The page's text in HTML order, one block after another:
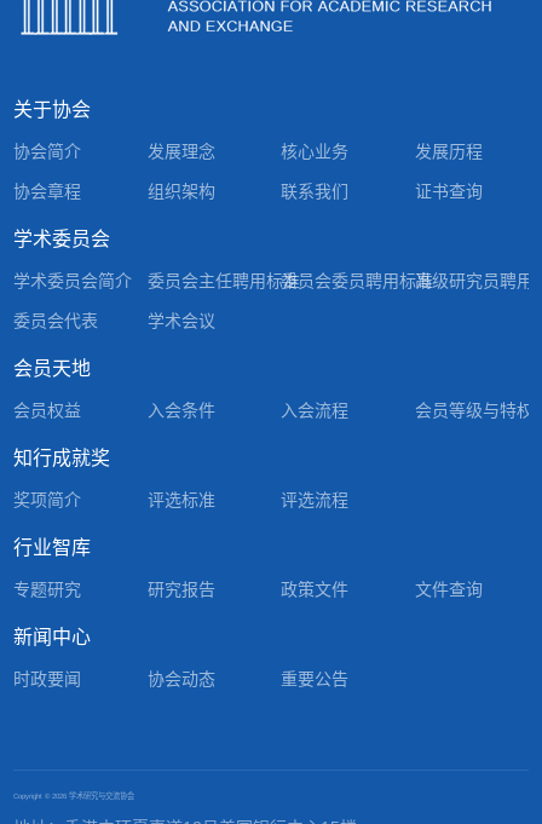
关于协会
协会简介 发展理念 核心业务 发展历程
协会章程 组织架构 联系我们 证书查询
学术委员会
学术委员会简介 委员会主任聘用标准委员会委员聘用标准高级研究员聘用
委员会代表 学术会议
会员天地
会员权益 入会条件 入会流程 会员等级与特权
知行成就奖
奖项简介 评选标准 评选流程
行业智库
专题研究 研究报告 政策文件 文件查询
新闻中心
时政要闻 协会动态 重要公告
Copyright ©2026 学术研究与交流协会